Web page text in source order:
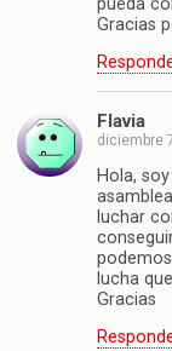
Gracias
Flavia
diciembre
Hola,
luchar
lucha
Gracias